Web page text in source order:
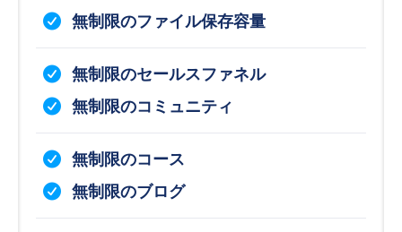
無制限のファイル保存容量
無制限のセールスファネル
無制限のコミュニティ
無制限のコース
無制限のブログ